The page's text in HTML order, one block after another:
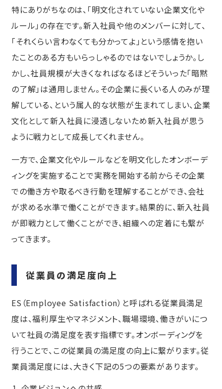
特にありがちなのは、「明文化されていない企業文化や
ルール」の存在です。新入社員や他のメンバーに対して、
「それくらい言わなくても分かってよ」という感情を抱い
たことのある方もいらっしゃるのではないでしょうか。し
かし、社員規模が大きくなればなるほどそういった「暗黙
の了解」は通用しません。その企業に長くいる人のみが理
解している、という属人的な状態が生まれてしまい、企業
文化として新入社員に浸透しないため新入社員が思う
ように戦力として成長してくれません。
一方で、企業文化やルールなどを明文化したオンボーデ
ィングを実施することで実務を開始する前からその企業
での働き方や取るべき行動を理解することができ、会社
が求める水準で働くことができます。結果的に、新入社員
が即戦力として働くことができ、組織への定着にも繋が
ってきます。
従業員の満足度向上
ES（Employee Satisfaction）と呼ばれる従業員満足
度は、福利厚生やマネジメント、職場環境、働きがいにつ
いて社員の満足度を表す指標です。オンボーディングを
行うことで、この従業員の満足度の向上に繋がります。従
業員満足度には、大きく下記の5つの要素があります。